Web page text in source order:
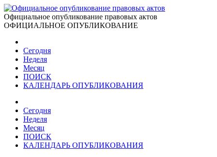
Официальное опубликование правовых актов
ОФИЦИАЛЬНОЕ ОПУБЛИКОВАНИЕ
Сегодня
Неделя
Месяц
ПОИСК
КАЛЕНДАРЬ ОПУБЛИКОВАНИЯ
Сегодня
Неделя
Месяц
ПОИСК
КАЛЕНДАРЬ ОПУБЛИКОВАНИЯ